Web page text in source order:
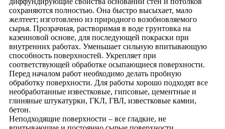
сохраняются полностью. Она быстро высыхает, мало
желтеет; изготовлено из природного возобновляемого
сырья. Прозрачная, растворимая в воде грунтовка на
казеиновой основе, для последующей покраски при
внутренних работах. Уменьшает сильную впитывающую
способность поверхностей. Укрепляет при
соответствующей обработке осыпающиеся поверхности.
Перед началом работ необходимо делать пробную
обработку поверхности. Для работы хорошо подходят все
необработанные известковые, гипсовые, цементные и
глиняные штукатурки, ГКЛ, ГВЛ, известковые камни,
бетон.
Неподходящие поверхности – все гладкие, не